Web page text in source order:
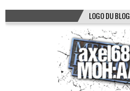
LOGO DU BLOG